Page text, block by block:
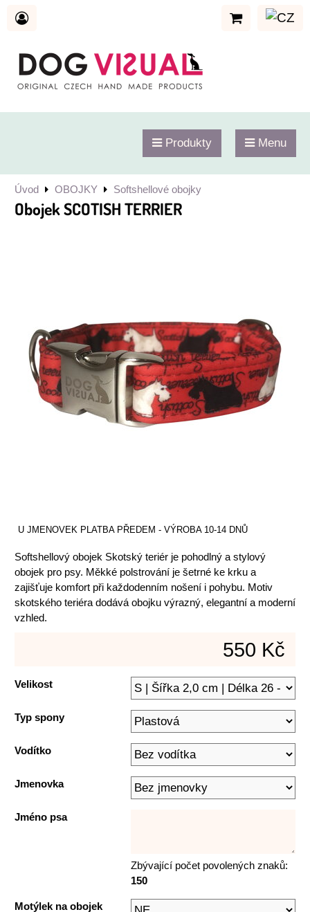
Produkty Menu
Úvod OBOJKY Softshellové obojky
Obojek SCOTISH TERRIER
U JMENOVEK PLATBA PŘEDEM - VÝROBA 10-14 DNŮ
Softshellový obojek Skotský teriér je pohodlný a stylový
obojek pro psy. Měkké polstrování je šetrné ke krku a
zajišťuje komfort při každodenním nošení i pohybu. Motiv
skotského teriéra dodává obojku výrazný, elegantní a moderní
vzhled.
550 Kč
Velikost
Typ spony
Vodítko
Jmenovka
Jméno psa
Zbývající počet povolených znaků:
150
Motýlek na obojek